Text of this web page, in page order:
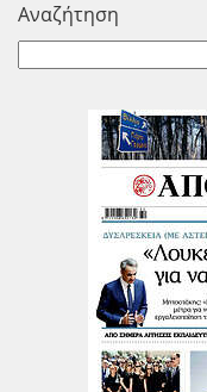
Αναζήτηση